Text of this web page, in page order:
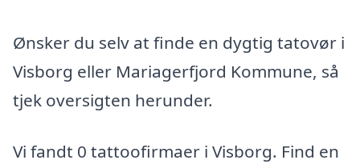
Ønsker du selv at finde en dygtig tatovør i
Visborg eller Mariagerfjord Kommune, så
tjek oversigten herunder.
Vi fandt 0 tattoofirmaer i Visborg. Find en